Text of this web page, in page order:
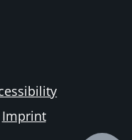
Imprint